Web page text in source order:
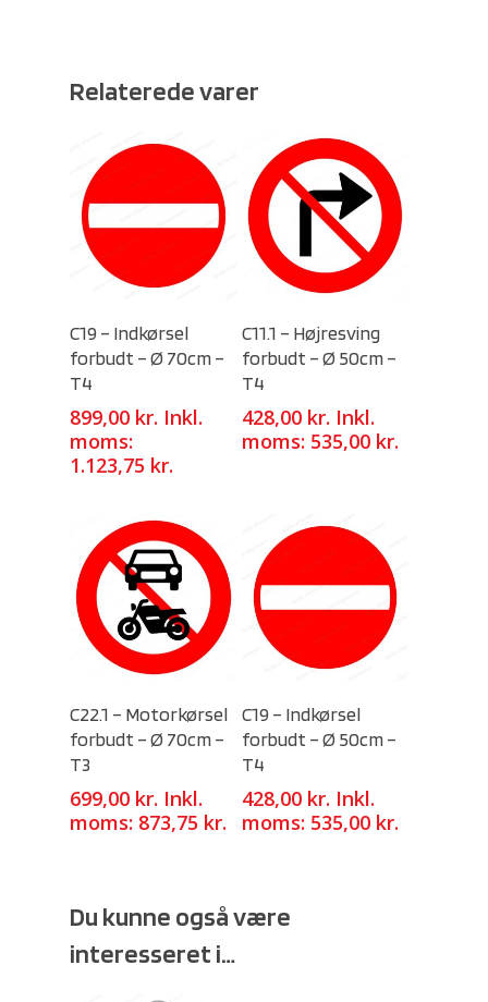
Relaterede varer
C19 – Indkørsel
forbudt – Ø 70cm –
T4
899,00 kr. Inkl.
moms:
1.123,75 kr.
C11.1 – Højresving
forbudt – Ø 50cm –
T4
428,00 kr. Inkl.
moms: 535,00 kr.
C22.1 – Motorkørsel
forbudt – Ø 70cm –
T3
699,00 kr. Inkl.
moms: 873,75 kr.
C19 – Indkørsel
forbudt – Ø 50cm –
T4
428,00 kr. Inkl.
moms: 535,00 kr.
Du kunne også være
interesseret i…